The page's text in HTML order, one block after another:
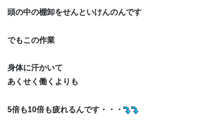
頭の中の棚卸をせんといけんのんです
でもこの作業
身体に汗かいて
あくせく働くよりも
5倍も10倍も疲れるんです・・・